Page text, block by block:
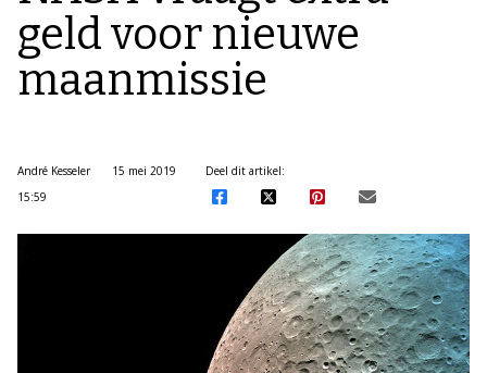
geld voor nieuwe
maanmissie
André Kesseler
15 mei 2019
15:59
Deel dit artikel: